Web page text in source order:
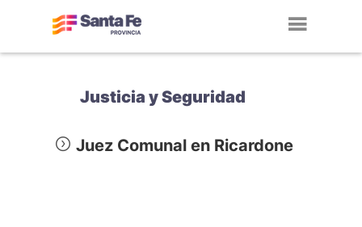
Justicia y Seguridad
Juez Comunal en Ricardone